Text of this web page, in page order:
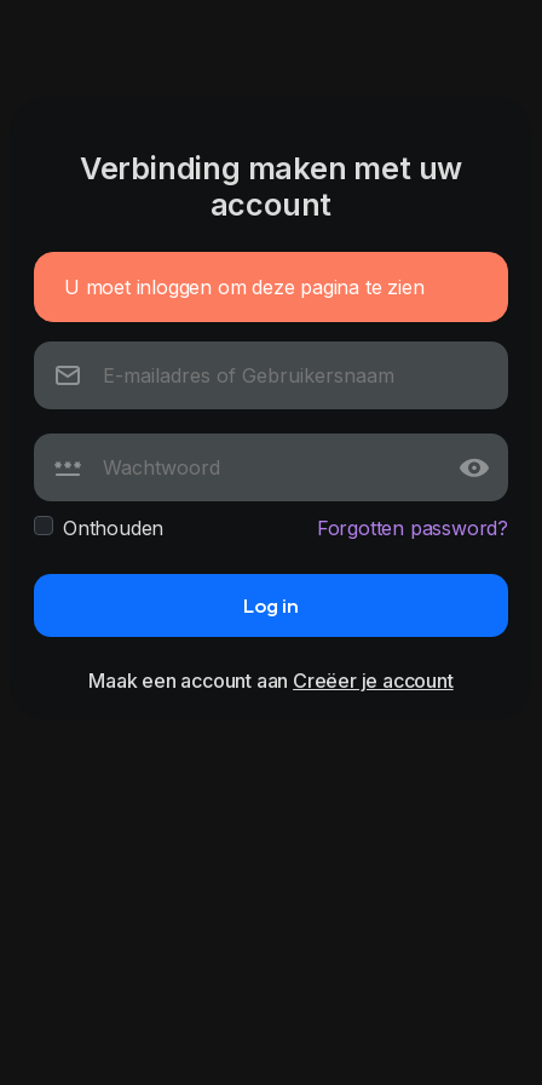
Verbinding maken met uw
account
U moet inloggen om deze pagina te zien
Onthouden Forgotten password?
Log in
Maak een account aan Creëer je account